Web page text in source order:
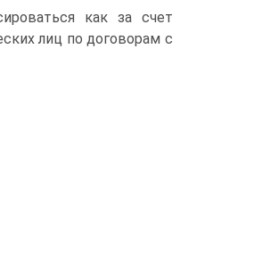
как за счет
лиц по договорам с